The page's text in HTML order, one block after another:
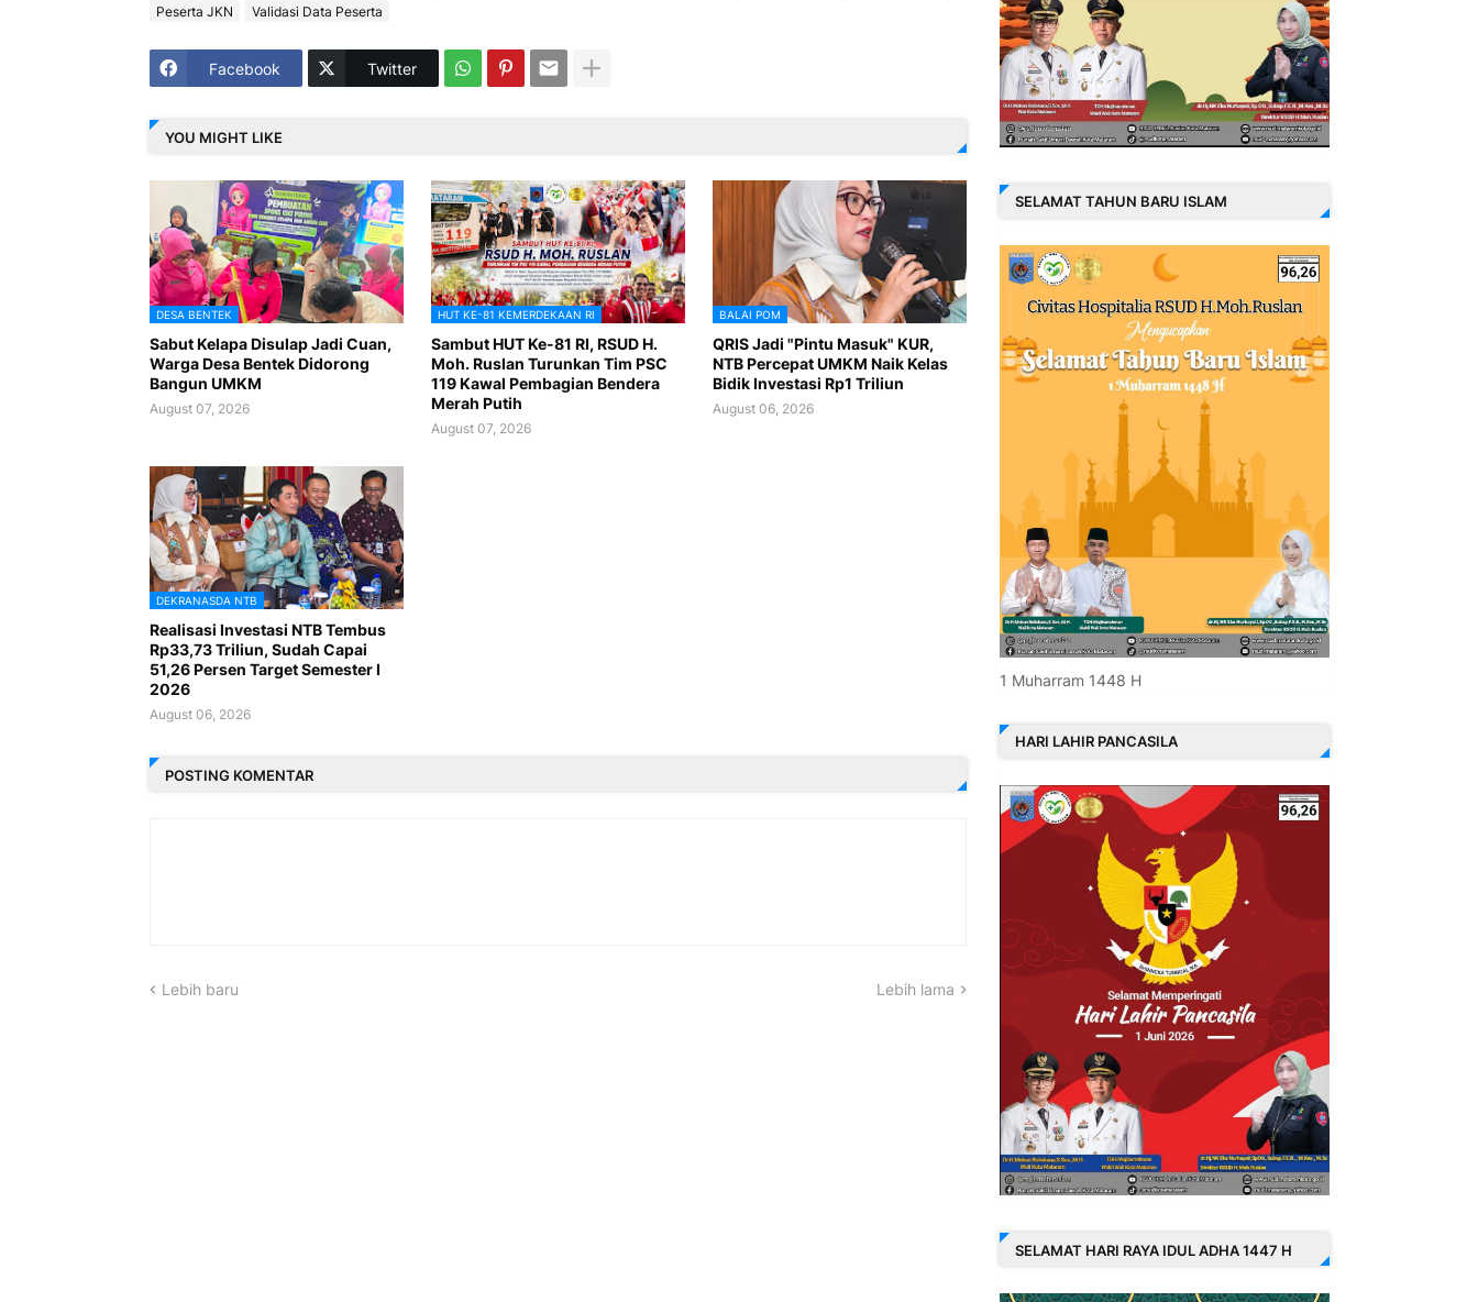
Peserta JKN
Validasi Data Peserta
Facebook Twitter
YOU MIGHT LIKE
DESA BENTEK
Sabut Kelapa Disulap Jadi Cuan,
Warga Desa Bentek Didorong
Bangun UMKM
August 07, 2026
HUT KE-81 KEMERDEKAAN RI
Sambut HUT Ke-81 RI, RSUD H.
Moh. Ruslan Turunkan Tim PSC
119 Kawal Pembagian Bendera
Merah Putih
August 07, 2026
BALAI POM
QRIS Jadi "Pintu Masuk" KUR,
NTB Percepat UMKM Naik Kelas
Bidik Investasi Rp1 Triliun
August 06, 2026
DEKRANASDA NTB
Realisasi Investasi NTB Tembus
Rp33,73 Triliun, Sudah Capai
51,26 Persen Target Semester I
2026
August 06, 2026
POSTING KOMENTAR
Lebih baru Lebih lama
SELAMAT TAHUN BARU ISLAM
1 Muharram 1448 H
HARI LAHIR PANCASILA
SELAMAT HARI RAYA IDUL ADHA 1447 H